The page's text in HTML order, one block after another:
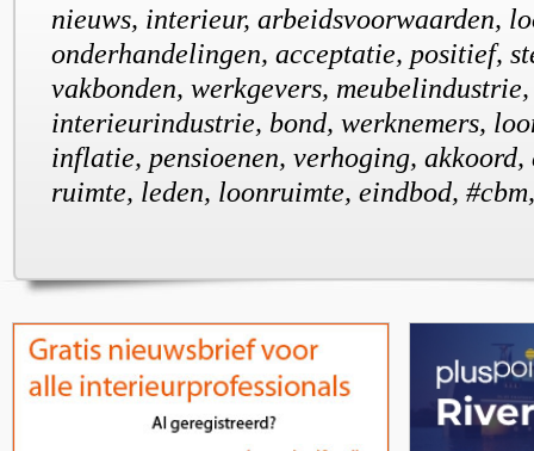
nieuws, interieur, arbeidsvoorwaarden,
onderhandelingen, acceptatie, positief,
vakbonden, werkgevers,
interieurindustrie, bond, werknemers,
inflatie, pensioenen, verhoging, akkoord,
ruimte, leden, loonruimte, eindbod,